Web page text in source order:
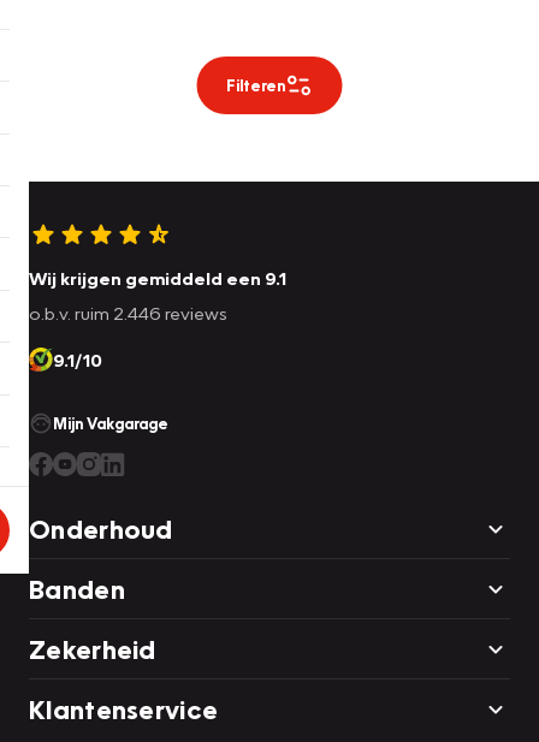
Filteren
Wij krijgen gemiddeld een 9.1
o.b.v. ruim 2.446 reviews
9.1/10
Mijn Vakgarage
Onderhoud
Banden
Zekerheid
Klantenservice